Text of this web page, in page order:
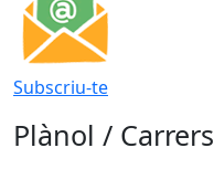
Subscriu-te
Plànol / Carrers